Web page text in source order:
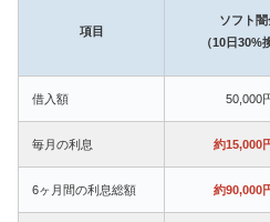
項目
ソフト闇
（10日30%
借入額 50,000
毎月の利息 約15,000
6ヶ月間の利息総額 約90,000